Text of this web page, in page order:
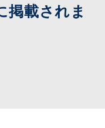
掲載されま